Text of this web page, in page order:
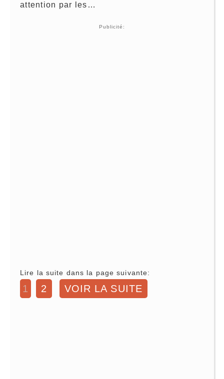
attention par les…
Publicité:
Lire la suite dans la page suivante:
1 2 VOIR LA SUITE